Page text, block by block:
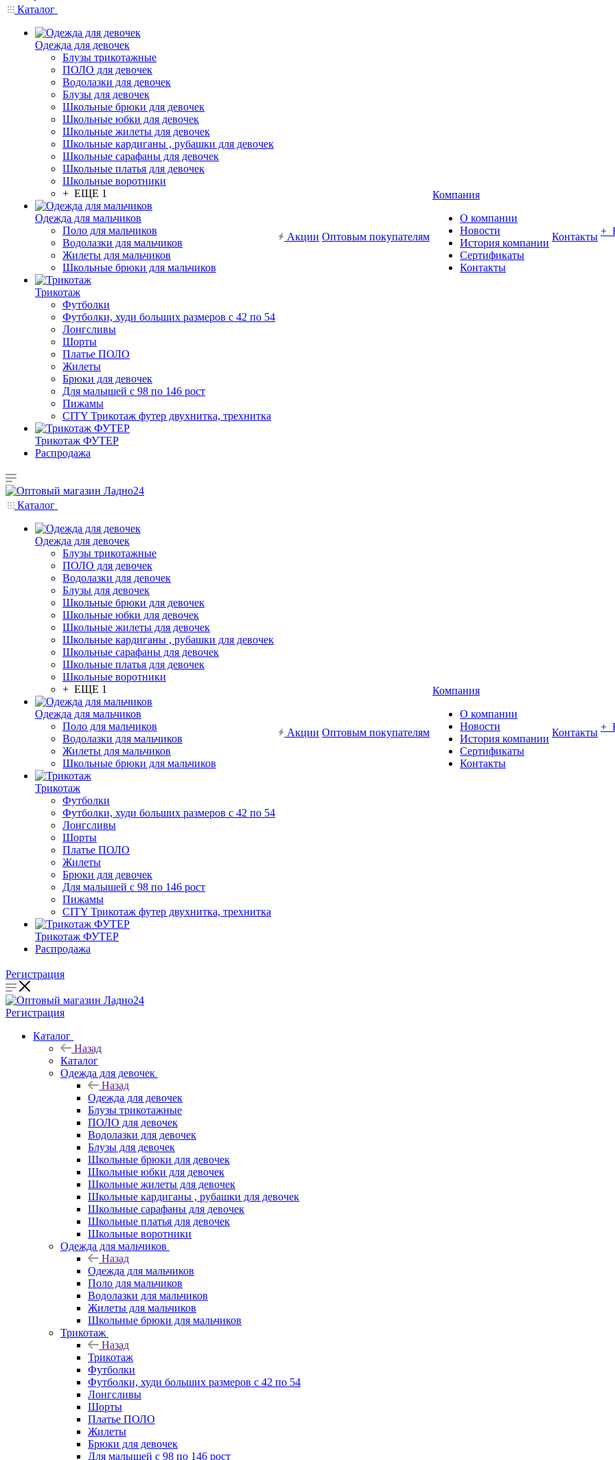
Каталог
Одежда для девочек
Блузы трикотажные
ПОЛО для девочек
Водолазки для девочек
Блузы для девочек
Школьные брюки для девочек
Школьные юбки для девочек
Школьные жилеты для девочек
Школьные кардиганы , рубашки для девочек
Школьные сарафаны для девочек
Школьные платья для девочек
Школьные воротники
+ ЕЩЕ 1
Одежда для мальчиков
Поло для мальчиков
Водолазки для мальчиков
Жилеты для мальчиков
Школьные брюки для мальчиков
Трикотаж
Футболки
Футболки, худи больших размеров с 42 по 54
Лонгсливы
Шорты
Платье ПОЛО
Жилеты
Брюки для девочек
Для малышей с 98 по 146 рост
Пижамы
CITY Трикотаж футер двухнитка, трехнитка
Трикотаж ФУТЕР
Распродажа
Акции Оптовым покупателям
Компания
О компании
Новости
История компании
Сертификаты
Контакты
Контакты +
Каталог
Одежда для девочек
Блузы трикотажные
ПОЛО для девочек
Водолазки для девочек
Блузы для девочек
Школьные брюки для девочек
Школьные юбки для девочек
Школьные жилеты для девочек
Школьные кардиганы , рубашки для девочек
Школьные сарафаны для девочек
Школьные платья для девочек
Школьные воротники
+ ЕЩЕ 1
Одежда для мальчиков
Поло для мальчиков
Водолазки для мальчиков
Жилеты для мальчиков
Школьные брюки для мальчиков
Трикотаж
Футболки
Футболки, худи больших размеров с 42 по 54
Лонгсливы
Шорты
Платье ПОЛО
Жилеты
Брюки для девочек
Для малышей с 98 по 146 рост
Пижамы
CITY Трикотаж футер двухнитка, трехнитка
Трикотаж ФУТЕР
Распродажа
Акции Оптовым покупателям
Компания
О компании
Новости
История компании
Сертификаты
Контакты
Контакты +
Регистрация
Регистрация
Каталог
Назад
Каталог
Одежда для девочек
Назад
Одежда для девочек
Блузы трикотажные
ПОЛО для девочек
Водолазки для девочек
Блузы для девочек
Школьные брюки для девочек
Школьные юбки для девочек
Школьные жилеты для девочек
Школьные кардиганы , рубашки для девочек
Школьные сарафаны для девочек
Школьные платья для девочек
Школьные воротники
Одежда для мальчиков
Назад
Одежда для мальчиков
Поло для мальчиков
Водолазки для мальчиков
Жилеты для мальчиков
Школьные брюки для мальчиков
Трикотаж
Назад
Трикотаж
Футболки
Футболки, худи больших размеров с 42 по 54
Лонгсливы
Шорты
Платье ПОЛО
Жилеты
Брюки для девочек
Для малышей с 98 по 146 рост